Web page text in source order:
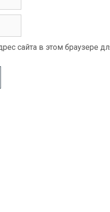
сайта в этом браузере